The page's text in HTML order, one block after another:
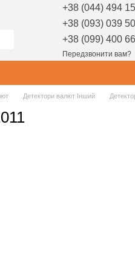
+38 (044) 494
+38 (093) 039
+38 (099) 400
Передзвонити вам?
Детектори валют Інший